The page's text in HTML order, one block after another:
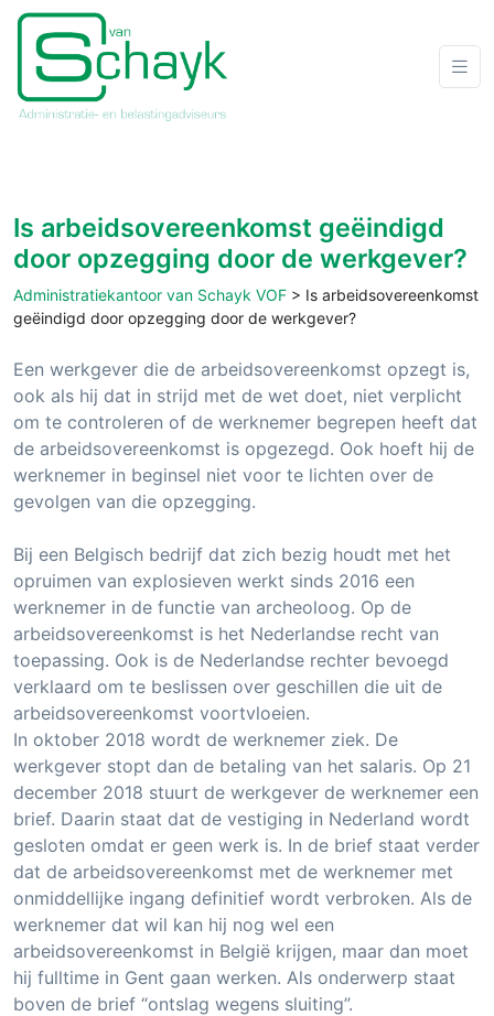
Is arbeidsovereenkomst geëindigd
door opzegging door de werkgever?
Administratiekantoor van Schayk VOF > Is arbeidsovereenkomst
geëindigd door opzegging door de werkgever?
Een werkgever die de arbeidsovereenkomst opzegt is,
ook als hij dat in strijd met de wet doet, niet verplicht
om te controleren of de werknemer begrepen heeft dat
de arbeidsovereenkomst is opgezegd. Ook hoeft hij de
werknemer in beginsel niet voor te lichten over de
gevolgen van die opzegging.
Bij een Belgisch bedrijf dat zich bezig houdt met het
opruimen van explosieven werkt sinds 2016 een
werknemer in de functie van archeoloog. Op de
arbeidsovereenkomst is het Nederlandse recht van
toepassing. Ook is de Nederlandse rechter bevoegd
verklaard om te beslissen over geschillen die uit de
arbeidsovereenkomst voortvloeien.
In oktober 2018 wordt de werknemer ziek. De
werkgever stopt dan de betaling van het salaris. Op 21
december 2018 stuurt de werkgever de werknemer een
brief. Daarin staat dat de vestiging in Nederland wordt
gesloten omdat er geen werk is. In de brief staat verder
dat de arbeidsovereenkomst met de werknemer met
onmiddellijke ingang definitief wordt verbroken. Als de
werknemer dat wil kan hij nog wel een
arbeidsovereenkomst in België krijgen, maar dan moet
hij fulltime in Gent gaan werken. Als onderwerp staat
boven de brief “ontslag wegens sluiting”.